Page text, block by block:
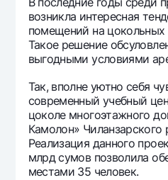
Контакт-центр
+998 78 148-00-101344
возникла интересная
помещений на
Такое решение
выгодными условиями
Так, вполне уютно себя
современный учебный
цоколе многоэтажного
Камолон» Чиланзарского
Реализация данного
млрд сумов позволила
местами 35 человек.